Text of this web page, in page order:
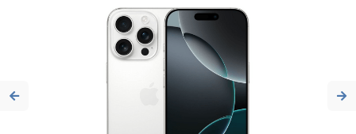
Previous